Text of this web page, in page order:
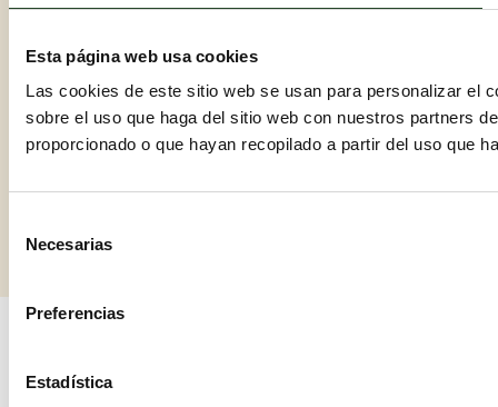
Esta página web usa cookies
Las cookies de este sitio web se usan para personalizar el
sobre el uso que haga del sitio web con nuestros partners
proporcionado o que hayan recopilado a partir del uso que
Necesarias
Preferencias
Estadística